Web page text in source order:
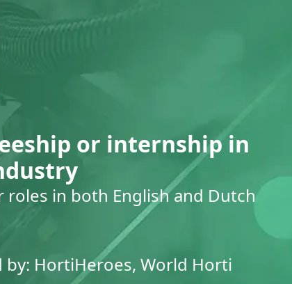
or internship in
roles in both English and Dutch
HortiHeroes, World Horti